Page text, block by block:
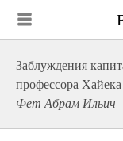
Заблуждения
профессора Хайека
Фет Абрам Ильич